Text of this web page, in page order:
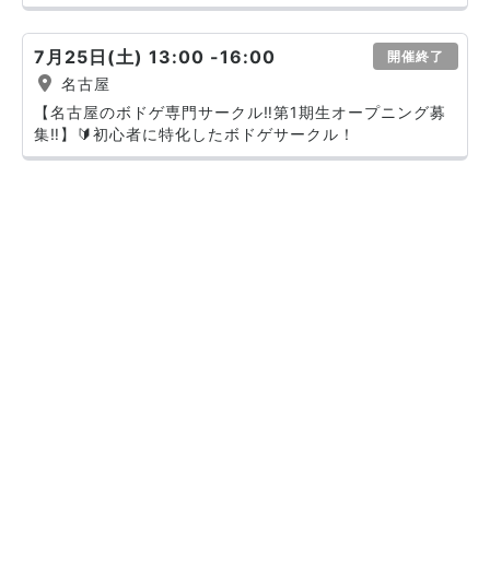
7月25日(土) 13:00 -16:00 開催終了
名古屋
【名古屋のボドゲ専門サークル‼️第1期生オープニング募
集‼️】🔰初心者に特化したボドゲサークル！